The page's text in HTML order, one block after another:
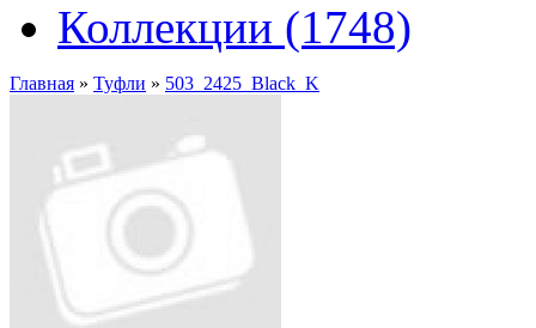
Коллекции (1748)
Главная » Туфли » 503_2425_Black_K